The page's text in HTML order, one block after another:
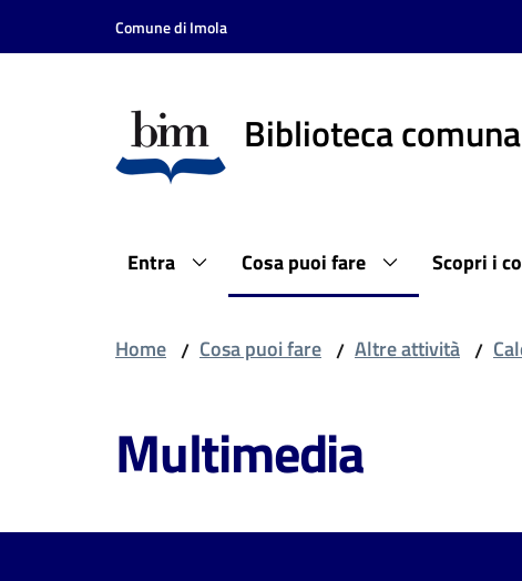
Vai al contenuto
Vai alla navigazione
Comune di Imola
Biblioteca
Entra Cosa puoi fare Scopri i
Home / Cosa puoi fare / Altre attività /
Multimedia